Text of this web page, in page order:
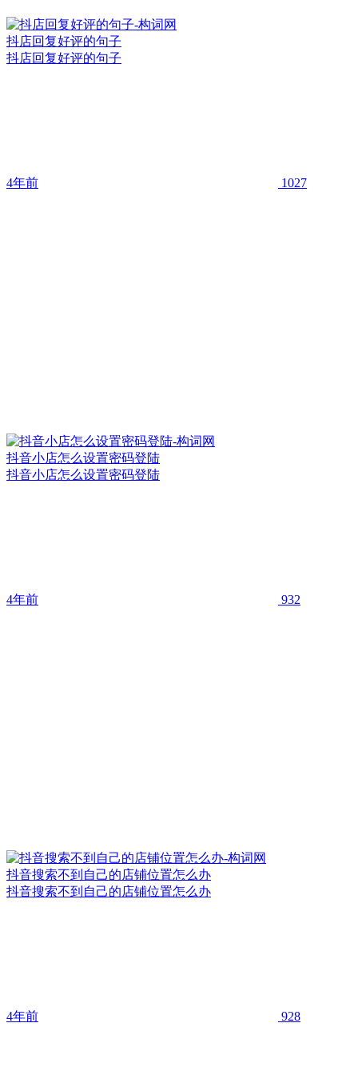
抖店回复好评的句子
抖店回复好评的句子
4年前 1027
抖音小店怎么设置密码登陆
抖音小店怎么设置密码登陆
4年前 932
抖音搜索不到自己的店铺位置怎么办
抖音搜索不到自己的店铺位置怎么办
4年前 928